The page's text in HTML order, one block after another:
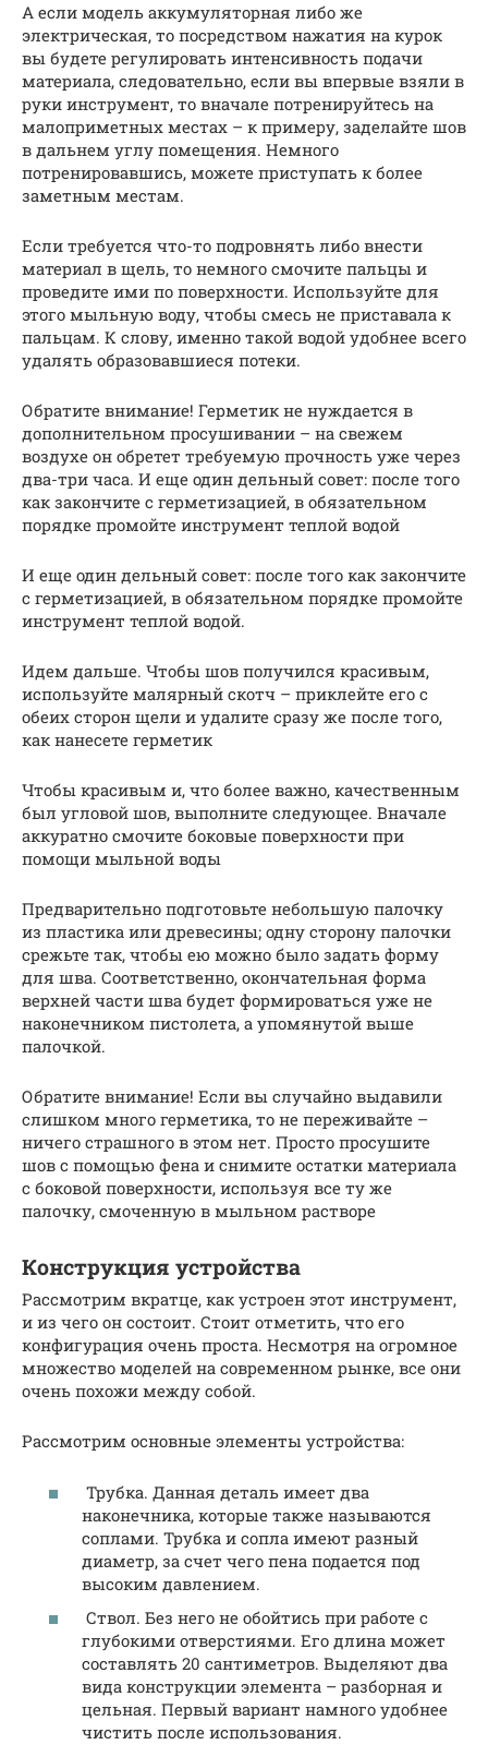
А если модель аккумуляторная либо же
электрическая, то посредством нажатия на курок
вы будете регулировать интенсивность подачи
материала, следовательно, если вы впервые взяли в
руки инструмент, то вначале потренируйтесь на
малоприметных местах – к примеру, заделайте шов
в дальнем углу помещения. Немного
потренировавшись, можете приступать к более
заметным местам.
Если требуется что-то подровнять либо внести
материал в щель, то немного смочите пальцы и
проведите ими по поверхности. Используйте для
этого мыльную воду, чтобы смесь не приставала к
пальцам. К слову, именно такой водой удобнее всего
удалять образовавшиеся потеки.
Обратите внимание! Герметик не нуждается в
дополнительном просушивании – на свежем
воздухе он обретет требуемую прочность уже через
два-три часа. И еще один дельный совет: после того
как закончите с герметизацией, в обязательном
порядке промойте инструмент теплой водой
И еще один дельный совет: после того как закончите
с герметизацией, в обязательном порядке промойте
инструмент теплой водой.
Идем дальше. Чтобы шов получился красивым,
используйте малярный скотч – приклейте его с
обеих сторон щели и удалите сразу же после того,
как нанесете герметик
Чтобы красивым и, что более важно, качественным
был угловой шов, выполните следующее. Вначале
аккуратно смочите боковые поверхности при
помощи мыльной воды
Предварительно подготовьте небольшую палочку
из пластика или древесины; одну сторону палочки
срежьте так, чтобы ею можно было задать форму
для шва. Соответственно, окончательная форма
верхней части шва будет формироваться уже не
наконечником пистолета, а упомянутой выше
палочкой.
Обратите внимание! Если вы случайно выдавили
слишком много герметика, то не переживайте –
ничего страшного в этом нет. Просто просушите
шов с помощью фена и снимите остатки материала
с боковой поверхности, используя все ту же
палочку, смоченную в мыльном растворе
Конструкция устройства
Рассмотрим вкратце, как устроен этот инструмент,
и из чего он состоит. Стоит отметить, что его
конфигурация очень проста. Несмотря на огромное
множество моделей на современном рынке, все они
очень похожи между собой.
Рассмотрим основные элементы устройства:
Трубка. Данная деталь имеет два
наконечника, которые также называются
соплами. Трубка и сопла имеют разный
диаметр, за счет чего пена подается под
высоким давлением.
Ствол. Без него не обойтись при работе с
глубокими отверстиями. Его длина может
составлять 20 сантиметров. Выделяют два
вида конструкции элемента – разборная и
цельная. Первый вариант намного удобнее
чистить после использования.